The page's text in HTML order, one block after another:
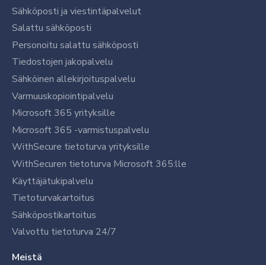
Sähköposti ja viestintäpalvelut
Salattu sähköposti
Personoitu salattu sähköposti
Tiedostojen jakopalvelu
Sähköinen allekirjoituspalvelu
Varmuuskopiointipalvelu
Microsoft 365 yrityksille
Microsoft 365 -varmistuspalvelu
WithSecure tietoturva yrityksille
WithSecuren tietoturva Microsoft 365:lle
Käyttäjätukipalvelu
Tietoturvakartoitus
Sähköpostikartoitus
Valvottu tietoturva 24/7
Meistä